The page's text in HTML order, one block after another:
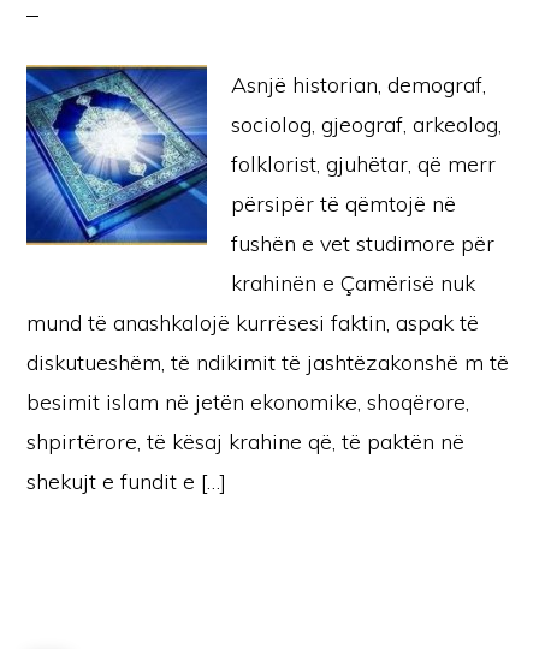
Asnjë historian, demograf,
sociolog, gjeograf, arkeolog,
folklorist, gjuhëtar, që merr
përsipër të qëmtojë në
fushën e vet studimore për
krahinën e Çamërisë nuk
mund të anashkalojë kurrësesi faktin, aspak të
diskutueshëm, të ndikimit të jashtëzakonshë m të
besimit islam në jetën ekonomike, shoqërore,
shpirtërore, të kësaj krahine që, të paktën në
shekujt e fundit e […]